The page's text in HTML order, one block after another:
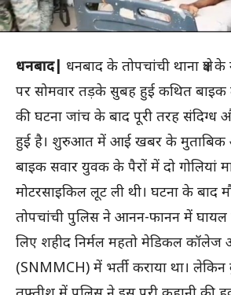
धनबाद| धनबाद के तोपचांची थाना
पर सोमवार तड़के सुबह हुई कथित बाइक
की घटना जांच के बाद पूरी तरह संदिग्ध
हुई है। शुरुआत में आई खबर के मुताबिक
बाइक सवार युवक के पैरों में दो गोलियां
मोटरसाइकिल लूट ली थी। घटना के बाद
तोपचांची पुलिस ने आनन-फानन में
लिए शहीद निर्मल महतो मेडिकल कॉलेज
(SNMMCH) में भर्ती कराया था।